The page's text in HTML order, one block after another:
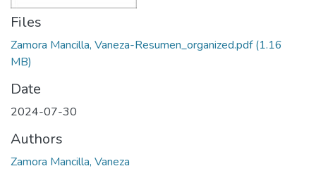
Files
Zamora Mancilla, Vaneza-Resumen_organized.pdf(1.16
MB)
Date
2024-07-30
Authors
Zamora Mancilla, Vaneza